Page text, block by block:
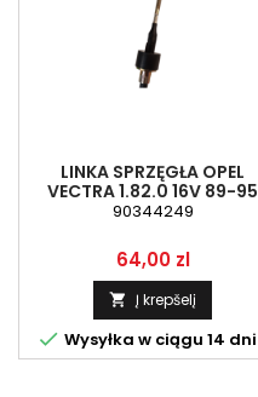
LINKA SPRZĘGŁA OPEL
VECTRA 1.82.0 16V 89-95
90344249
Kaina
64,00 zl
 Į krepšelį
 Wysyłka w ciągu 14 dni